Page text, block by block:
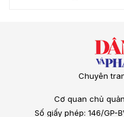
Chuyên
Cơ quan chủ
Số giấy phép: 146/GP-